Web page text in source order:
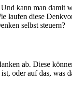
kann man damit
laufen diese
selbst steuern?
ab. Diese
oder auf das, was